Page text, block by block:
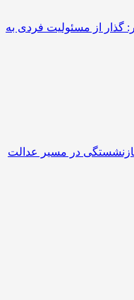
از مسئولیت فردی به
در مسیر عدالت